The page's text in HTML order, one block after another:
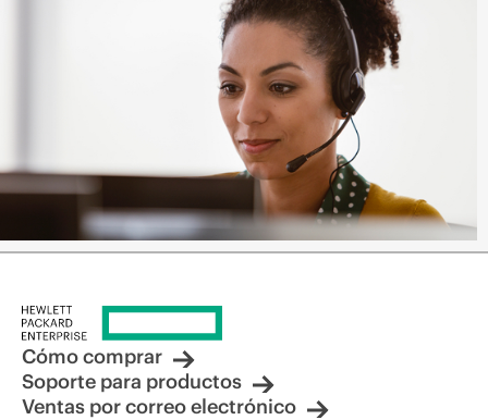
Cómo comprar
Soporte para productos
Ventas por correo electrónico